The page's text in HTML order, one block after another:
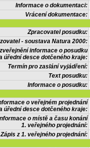
Informace o dokumentaci:
Vrácení dokumentace:
Zpracovatel posudku:
- soustava Natura 2000:
informace o posudku
úřední desce dotčeného kraje:
Termín pro zaslání vyjádření:
Text posudku:
Informace o posudku:
o veřejném projednání
úřední desce dotčeného kraje:
o místě a času konání
1. veřejného projednání:
Zápis z 1. veřejného projednání: